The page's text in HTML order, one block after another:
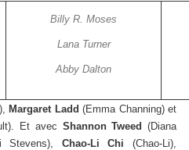
Billy R. Moses
Lana Turner
Abby Dalton
Margaret Ladd(Emma Channing) et
Et avec Shannon Tweed (Diana
Stevens), Chao-Li Chi(Chao-Li),